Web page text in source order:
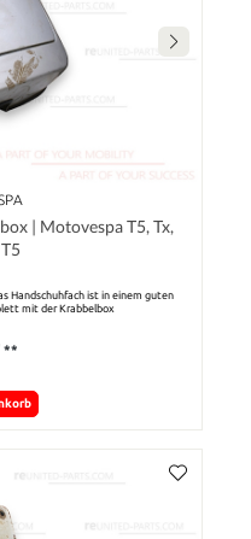
| Motovespa T5, Tx,
Handschuhfach ist in einem guten
mit der Krabbelbox
**